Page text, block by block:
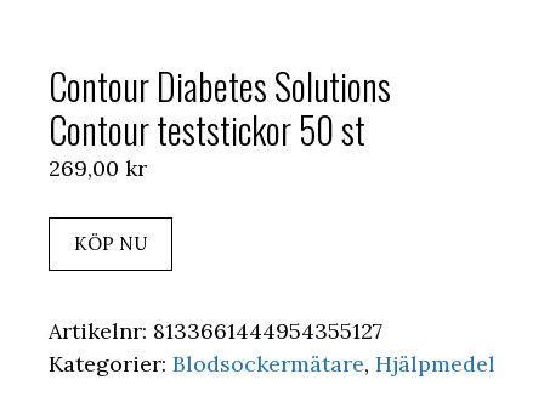
Contour Diabetes Solutions
Contour teststickor 50 st
269,00 kr
KÖP NU
Artikelnr: 8133661444954355127
Kategorier: Blodsockermätare, Hjälpmedel